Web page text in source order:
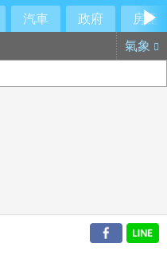
汽車 政府
房產
氣象